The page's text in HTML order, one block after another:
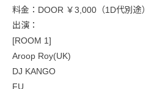
料金：DOOR ￥3,000（1D代別途）
出演：
[ROOM 1]
Aroop Roy(UK)
DJ KANGO
FU